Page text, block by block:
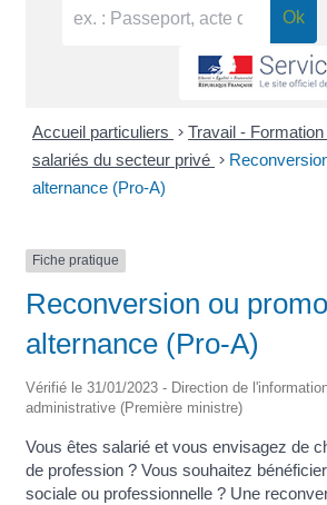
Accueil particuliers > Travail - Formation
salariés du secteur privé >
alternance (Pro-A)
Fiche pratique
Reconversion ou
alternance (Pro-A)
Vérifié le 31/01/2023 - Direction de
administrative (Première ministre)
Vous êtes salarié et vous envisagez de
de profession ? Vous souhaitez
sociale ou professionnelle ? Une